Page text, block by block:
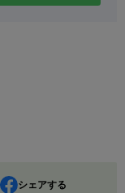
シェアする